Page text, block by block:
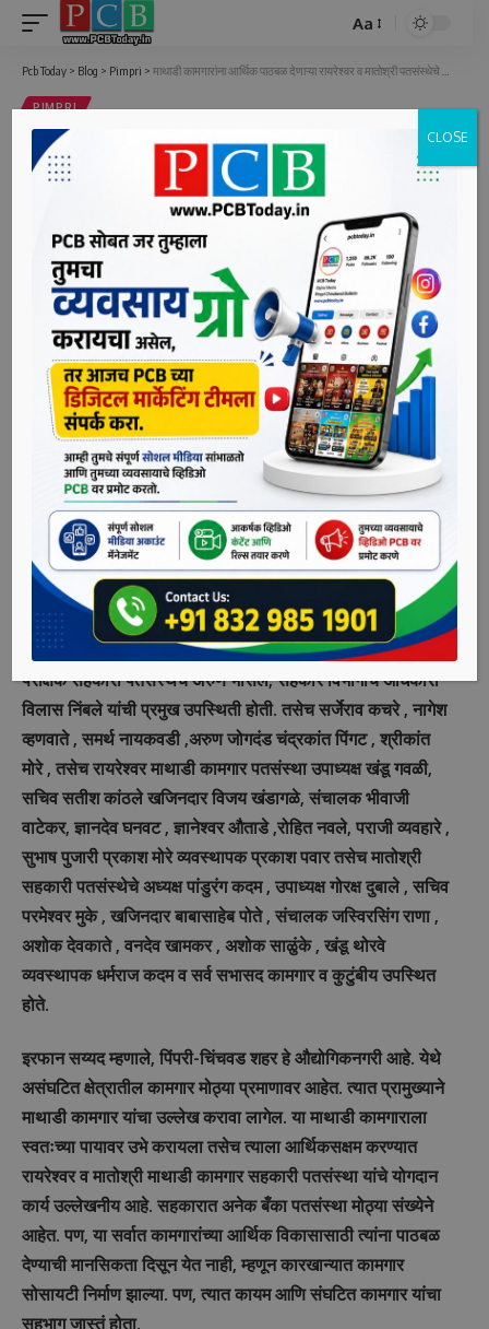
Font
Resizer
Aa
Pcb Today > Blog > Pimpri > माथाडी कामगारांना आर्थिक पाठबळ देणाऱ्या रायरेश्वर व मातोश्री पतसंस्थेचे सहकारामध्ये उल्लेखनीय काम – इरफान सय्यद
PIMPRI
माथाडी कामगारांना आर्थिक पाठबळ देणाऱ्या
रायरेश्वर व मातोश्री पतसंस्थेचे सहकारामध्ये
उल्लेखनीय काम – इरफान सय्यद
Last updated: June 30, 2022 3:29 pm
bpcauthor
4 Min Read
पिंपरी दि. ३० (पीसीबी)- माथाडी कामगार यांना आर्थिक पाठबळ देऊन
आर्थिकदुष्ट्या सक्षमीकरणाचे काम करणाऱ्या रायरेश्वर व मातोश्री
सहकारी कामगार पतसंस्थेचे सहकार मध्ये काम उल्लेखनीय असल्याचे
मत कामगार नेते इरफान सय्यद यांनी व्यक्त केले.
रायरेश्वर माथाडी कामगार सहकारी पतसंस्था आणि मातोश्री माथाडी
कामगार सहकारी पतसंस्था यांची वार्षिक सर्व साधारण सभा नुकतीच
उत्साहात पार पडली.सभेच्या अध्यक्षस्थानी इरफान सय्यद होते. प्रमोद
शेलार , महारष्ट्र मजदुर संघटनेचे सचिव प्रवीण जाधव , प्रमाणित लेखा
परीक्षक सहकारी पतसंस्थेचे अरुण भोसले, सहकार विभागाचे अधिकारी
विलास निंबले यांची प्रमुख उपस्थिती होती. तसेच सर्जेराव कचरे , नागेश
व्हणवाते , समर्थ नायकवडी ,अरुण जोगदंड चंद्रकांत पिंगट , श्रीकांत
मोरे , तसेच रायरेश्वर माथाडी कामगार पतसंस्था उपाध्यक्ष खंडू गवळी,
सचिव सतीश कांठले खजिनदार विजय खंडागळे, संचालक भीवाजी
वाटेकर, ज्ञानदेव घनवट , ज्ञानेश्वर औताडे ,रोहित नवले, पराजी व्यवहारे ,
सुभाष पुजारी प्रकाश मोरे व्यवस्थापक प्रकाश पवार तसेच मातोश्री
सहकारी पतसंस्थेचे अध्यक्ष पांडुरंग कदम , उपाध्यक्ष गोरक्ष दुबाले , सचिव
परमेश्वर मुके , खजिनदार बाबासाहेब पोते , संचालक जस्विरसिंग राणा ,
अशोक देवकाते , वनदेव खामकर , अशोक साळुंके , खंडू थोरवे
व्यवस्थापक धर्मराज कदम व सर्व सभासद कामगार व कुटुंबीय उपस्थित
होते.
इरफान सय्यद म्हणाले, पिंपरी-चिंचवड शहर हे औद्योगिकनगरी आहे. येथे
असंघटित क्षेत्रातील कामगार मोठ्या प्रमाणावर आहेत. त्यात प्रामुख्याने
माथाडी कामगार यांचा उल्लेख करावा लागेल. या माथाडी कामगाराला
स्वतःच्या पायावर उभे करायला तसेच त्याला आर्थिकसक्षम करण्यात
रायरेश्वर व मातोश्री माथाडी कामगार सहकारी पतसंस्था यांचे योगदान
कार्य उल्लेखनीय आहे. सहकारात अनेक बँका पतसंस्था मोठ्या संख्येने
आहेत. पण, या सर्वात कामगारांच्या आर्थिक विकासासाठी त्यांना पाठबळ
देण्याची मानसिकता दिसून येत नाही, म्हणून कारखान्यात कामगार
सोसायटी निर्माण झाल्या. पण, त्यात कायम आणि संघटित कामगार यांचा
सहभाग जास्तं होता.
CLOSE